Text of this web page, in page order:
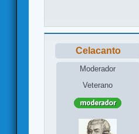
Celacanto
Moderador
Veterano